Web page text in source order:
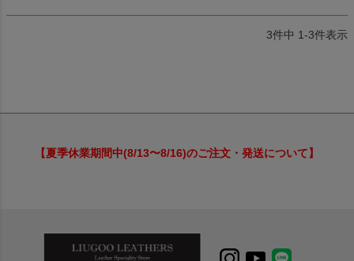
3件中 1-3件表示
【夏季休業期間中(8/13〜8/16)のご注文・発送について】